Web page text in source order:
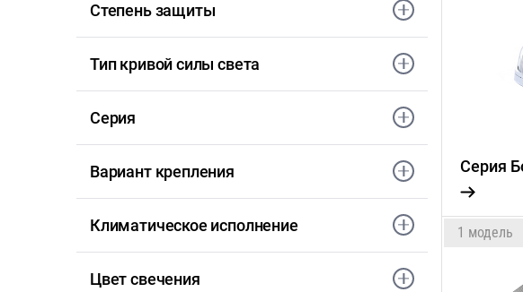
Степень защиты
Тип кривой силы света
Серия
Вариант крепления
Климатическое исполнение
Цвет свечения
Серия
1 модель